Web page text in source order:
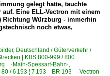
gelegt hatte, tauchte
Eine ELL-Vectron mit einem
Richtung Würzburg - immerhin
noch etwas,
, Deutschland / Güterverkehr /
| KBS 800-999 / 800
·Main-Spessart-Bahn·,
80 / 6 193 ¦ 7 193 BR 193 ·Vectron